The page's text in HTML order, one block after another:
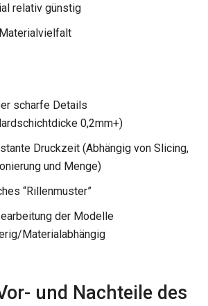
relativ günstig
scharfe Details
0,2mm+)
Druckzeit (Abhängig von Slicing,
und Menge)
“Rillenmuster”
der Modelle
Materialabhängig
und Nachteile des